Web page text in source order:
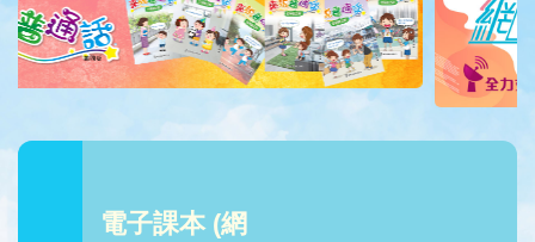
電子課本 (網